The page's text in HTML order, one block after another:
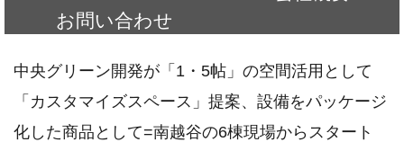
お問い合わせ
中央グリーン開発が「1・5帖」の空間活用として
「カスタマイズスペース」提案、設備をパッケージ
化した商品として=南越谷の6棟現場からスタート